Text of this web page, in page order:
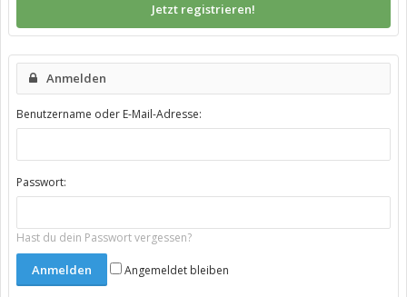
Jetzt registrieren!
Anmelden
Benutzername oder E-Mail-Adresse:
Passwort:
Hast du dein Passwort vergessen?
Angemeldet bleiben